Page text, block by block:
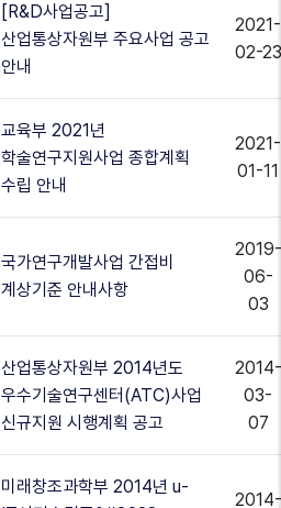
[R&D사업공고]
산업통상자원부 주요사업 공고
안내
2021-
02-23
교육부 2021년
학술연구지원사업 종합계획
수립 안내
2021-
01-11
국가연구개발사업 간접비
계상기준 안내사항
2019-
06-
03
산업통상자원부 2014년도
우수기술연구센터(ATC)사업
신규지원 시행계획 공고
2014-
03-
07
미래창조과학부 2014년 u-
2014-